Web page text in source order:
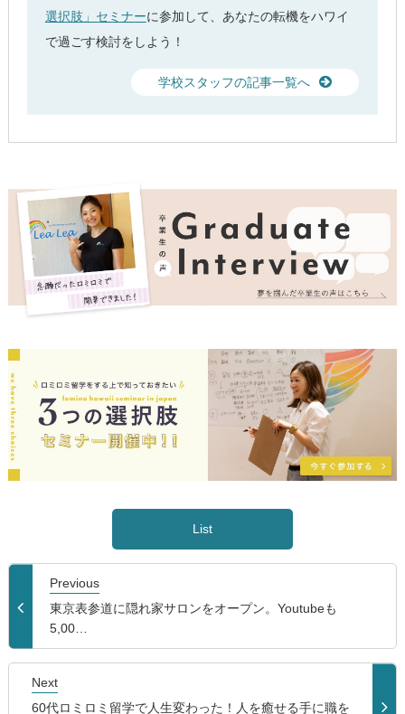
選択肢」セミナーに参加して、あなたの転機をハワイ
で過ごす検討をしよう！
学校スタッフの記事一覧へ
Previous
東京表参道に隠れ家サロンをオープン。Youtubeも
5,00…
List
Next
60代ロミロミ留学で人生変わった！人を癒せる手に職を